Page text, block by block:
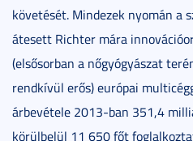
követését. Mindezek nyomán a
átesett Richter mára
(elsősorban a nőgyógyászat
rendkívül erős) európai
árbevétele 2013-ban 351,4
körülbelül 11 650 főt